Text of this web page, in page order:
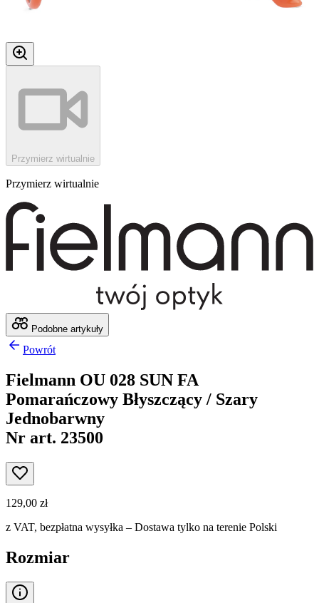
Przymierz wirtualnie
Przymierz wirtualnie
Podobne artykuły
Powrót
Fielmann OU 028 SUN FA
Pomarańczowy Błyszczący / Szary
Jednobarwny
Nr art. 23500
129,00 zł
z VAT, bezpłatna wysyłka – Dostawa tylko na terenie Polski
Rozmiar